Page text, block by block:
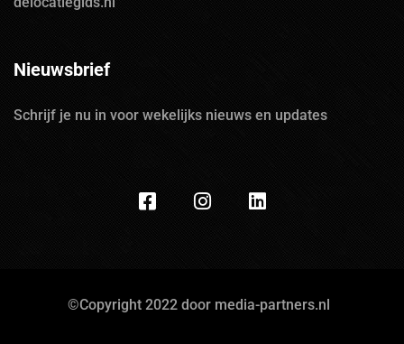
Nieuwsbrief
Schrijf je nu in voor wekelijks nieuws en updates
©Copyright 2022 door media-partners.nl